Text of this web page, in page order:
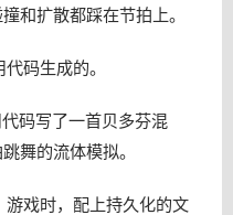
和扩散都踩在节拍上。
码生成的。
码写了一首贝多芬混
舞的流体模拟。
游戏时，配上持久化的文